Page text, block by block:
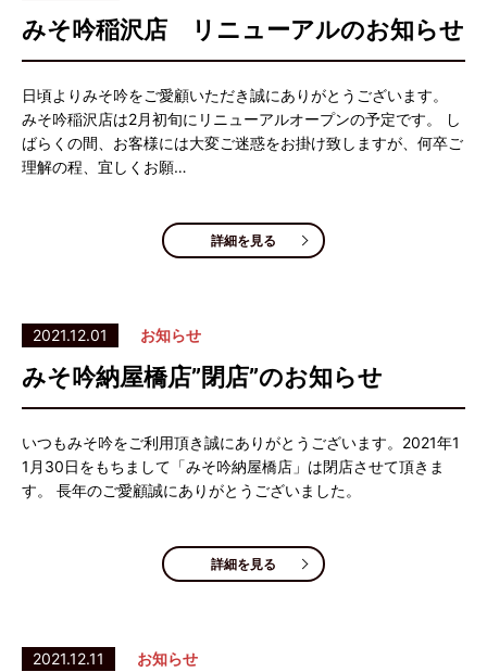
みそ吟稲沢店 リニューアルのお知らせ
日頃よりみそ吟をご愛顧いただき誠にありがとうございます。
みそ吟稲沢店は2月初旬にリニューアルオープンの予定です。 し
ばらくの間、お客様には大変ご迷惑をお掛け致しますが、何卒ご
理解の程、宜しくお願…
詳細を見る
2021.12.01 お知らせ
みそ吟納屋橋店”閉店”のお知らせ
いつもみそ吟をご利用頂き誠にありがとうございます。2021年1
1月30日をもちまして「みそ吟納屋橋店」は閉店させて頂きま
す。 長年のご愛顧誠にありがとうございました。
詳細を見る
2021.12.11 お知らせ